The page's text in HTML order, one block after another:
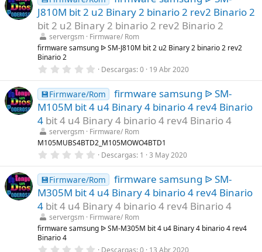
e
s
t
r
e
l
l
s
)
J810M bit 2 u2 Binary 2 binario 2 rev2 Binario 2
bit 2 u2 Binary 2 binario 2 rev2 Binario 2
servergsm Firmware/ Rom
firmware samsung ᐉ SM-J810M bit 2 u2 Binary 2 binario 2 rev2
Binario 2
0
0
0
e
s
t
r
e
l
a
(
s
)
Descargas 0 19 Abr 2020
💾Firmware/Rom
firmware samsung ᐉ SM-
M105M bit 4 u4 Binary 4 binario 4 rev4 Binario
4 bit 4 u4 Binary 4 binario 4 rev4 Binario 4
servergsm Firmware/ Rom
M105MUBS4BTD2_M105MOWO4BTD1
0
0
0
e
s
t
r
e
l
l
Descargas 1 3 May 2020
💾Firmware/Rom
firmware samsung ᐉ SM-
M305M bit 4 u4 Binary 4 binario 4 rev4 Binario
4 bit 4 u4 Binary 4 binario 4 rev4 Binario 4
servergsm Firmware/ Rom
firmware samsung ᐉ SM-M305M bit 4 u4 Binary 4 binario 4 rev4
Binario 4
0 Descargas 0 13 Abr 2020